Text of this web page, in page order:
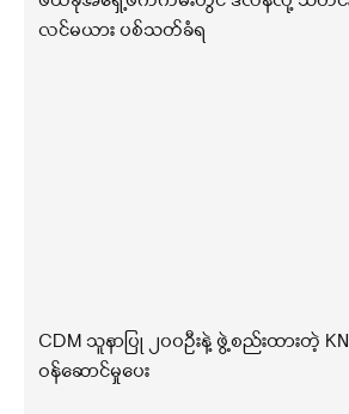
လင်မယား ပစ်သတ်ခံရ
CDM သူနာပြု ၂၀၀ဦးနဲ့ ဖွဲ့စည်းထားတဲ့
ဝန်ဆောင်မှုပေး